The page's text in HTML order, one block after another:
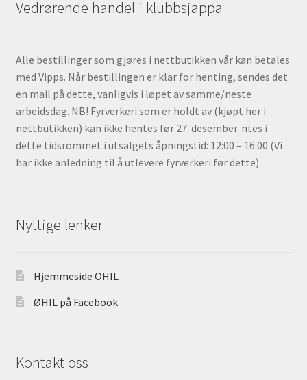
Vedrørende handel i klubbsjappa
Alle bestillinger som gjøres i nettbutikken vår kan betales
med Vipps. Når bestillingen er klar for henting, sendes det
en mail på dette, vanligvis i løpet av samme/neste
arbeidsdag. NB! Fyrverkeri som er holdt av (kjøpt her i
nettbutikken) kan ikke hentes før 27. desember. ntes i
dette tidsrommet i utsalgets åpningstid: 12:00 – 16:00 (Vi
har ikke anledning til å utlevere fyrverkeri før dette)
Nyttige lenker
Hjemmeside OHIL
ØHIL på Facebook
Kontakt oss